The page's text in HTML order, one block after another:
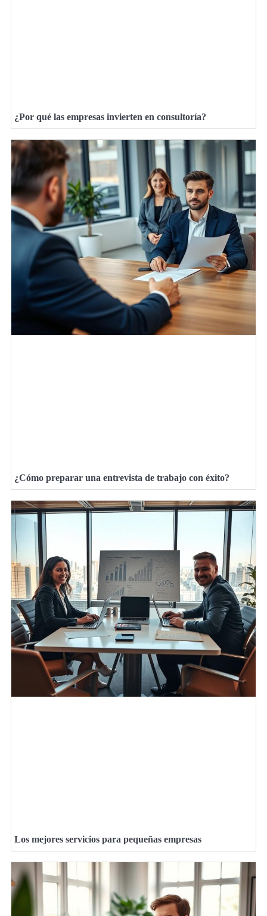
¿Por qué las empresas invierten en consultoría?
¿Cómo preparar una entrevista de trabajo con éxito?
Los mejores servicios para pequeñas empresas